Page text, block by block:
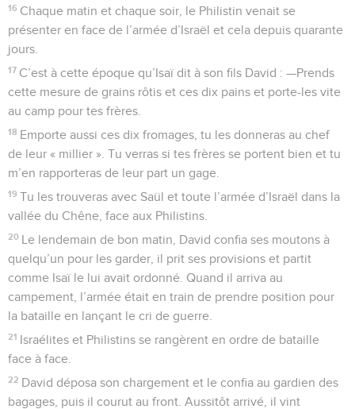
16 Chaque matin et chaque soir, le Philistin venait se
présenter en face de l’armée d’Israël et cela depuis quarante
jours.
17 C’est à cette époque qu’Isaï dit à son fils David : —Prends
cette mesure de grains rôtis et ces dix pains et porte-les vite
au camp pour tes frères.
18 Emporte aussi ces dix fromages, tu les donneras au chef
de leur « millier ». Tu verras si tes frères se portent bien et tu
m’en rapporteras de leur part un gage.
19 Tu les trouveras avec Saül et toute l’armée d’Israël dans la
vallée du Chêne, face aux Philistins.
20 Le lendemain de bon matin, David confia ses moutons à
quelqu’un pour les garder, il prit ses provisions et partit
comme Isaï le lui avait ordonné. Quand il arriva au
campement, l’armée était en train de prendre position pour
la bataille en lançant le cri de guerre.
21 Israélites et Philistins se rangèrent en ordre de bataille
face à face.
22 David déposa son chargement et le confia au gardien des
bagages, puis il courut au front. Aussitôt arrivé, il vint